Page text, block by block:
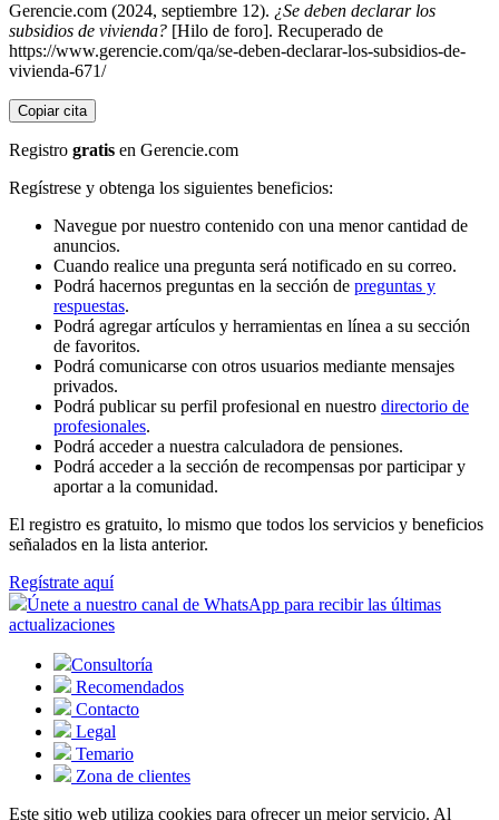
Gerencie.com (2024, septiembre 12). ¿Se deben declarar los
subsidios de vivienda? [Hilo de foro]. Recuperado de
https://www.gerencie.com/qa/se-deben-declarar-los-subsidios-de-
vivienda-671/
Copiar cita
Registro gratis en Gerencie.com
Regístrese y obtenga los siguientes beneficios:
Navegue por nuestro contenido con una menor cantidad de
anuncios.
Cuando realice una pregunta será notificado en su correo.
Podrá hacernos preguntas en la sección de preguntas y
respuestas.
Podrá agregar artículos y herramientas en línea a su sección
de favoritos.
Podrá comunicarse con otros usuarios mediante mensajes
privados.
Podrá publicar su perfil profesional en nuestro directorio de
profesionales.
Podrá acceder a nuestra calculadora de pensiones.
Podrá acceder a la sección de recompensas por participar y
aportar a la comunidad.
El registro es gratuito, lo mismo que todos los servicios y beneficios
señalados en la lista anterior.
Regístrate aquí
Únete a nuestro canal de WhatsApp para recibir las últimas
actualizaciones
Consultoría
Recomendados
Contacto
Legal
Temario
Zona de clientes
Este sitio web utiliza cookies para ofrecer un mejor servicio. Al